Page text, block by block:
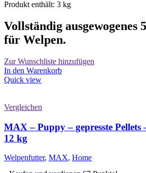
Produkt enthält: 3 kg
Vollständig ausgewogenes
für Welpen.
Zur Wunschliste hinzufügen
In den Warenkorb
Quick view
Vergleichen
MAX – Puppy – gepresste
12 kg
Welpenfutter, MAX, Home